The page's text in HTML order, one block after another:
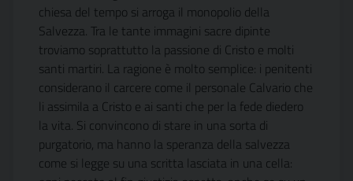
chiesa del tempo si arroga il monopolio della
Salvezza. Tra le tante immagini sacre dipinte
troviamo soprattutto la passione di Cristo e molti
santi martiri. La ragione è molto semplice: i penitenti
considerano il carcere come il personale Calvario che
li assimila a Cristo e ai santi che per la fede diedero
la vita. Si convincono di stare in una sorta di
purgatorio, ma hanno la speranza della salvezza
come si legge su una scritta lasciata in una cella: